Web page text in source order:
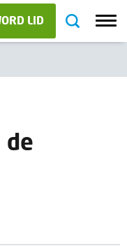
LID
de